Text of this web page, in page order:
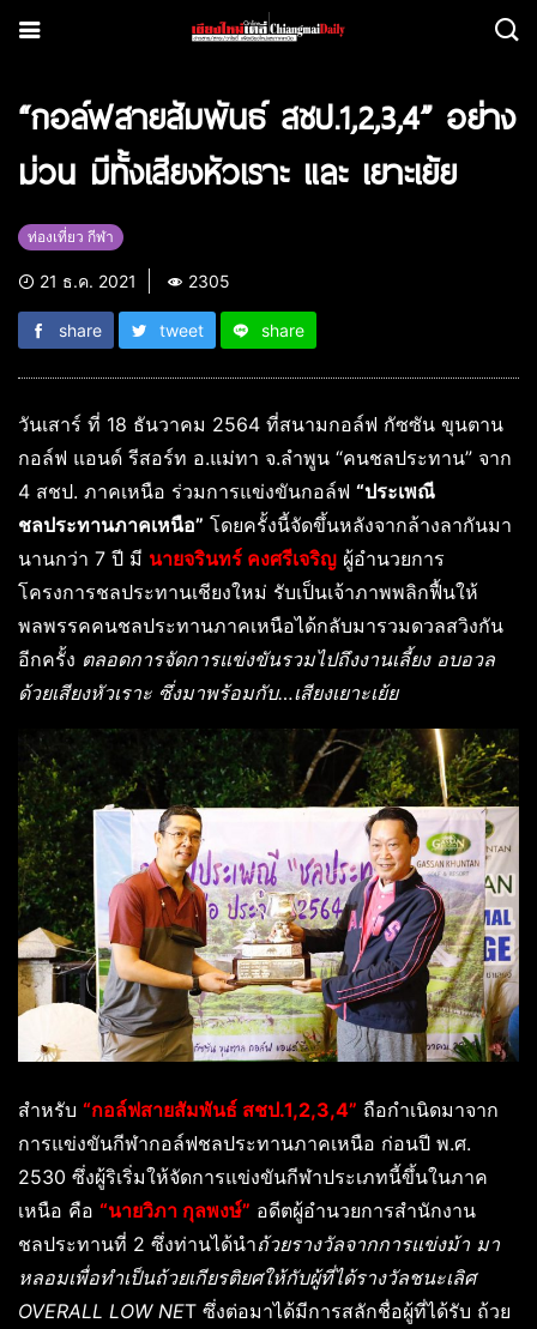
“กอล์ฟสายสัมพันธ์ สชป.1,2,3,4” อย่าง
ม่วน มีทั้งเสียงหัวเราะ และ เยาะเย้ย
ท่องเที่ยว กีฬา
21 ธ.ค. 2021 2305
share tweet share
วันเสาร์ ที่ 18 ธันวาคม 2564 ที่สนามกอล์ฟ กัซซัน ขุนตาน
กอล์ฟ แอนด์ รีสอร์ท อ.แม่ทา จ.ลำพูน “คนชลประทาน” จาก
4 สชป. ภาคเหนือ ร่วมการแข่งขันกอล์ฟ “ประเพณี
ชลประทานภาคเหนือ” โดยครั้งนี้จัดขึ้นหลังจากล้างลากันมา
นานกว่า 7 ปี มี นายจรินทร์ คงศรีเจริญ ผู้อำนวยการ
โครงการชลประทานเชียงใหม่ รับเป็นเจ้าภาพพลิกฟื้นให้
พลพรรคคนชลประทานภาคเหนือได้กลับมารวมดวลสวิงกัน
อีกครั้ง ตลอดการจัดการแข่งขันรวมไปถึงงานเลี้ยง อบอวล
ด้วยเสียงหัวเราะ ซึ่งมาพร้อมกับ…เสียงเยาะเย้ย
สำหรับ “กอล์ฟสายสัมพันธ์ สชป.1,2,3,4” ถือกำเนิดมาจาก
การแข่งขันกีฬากอล์ฟชลประทานภาคเหนือ ก่อนปี พ.ศ.
2530 ซึ่งผู้ริเริ่มให้จัดการแข่งขันกีฬาประเภทนี้ขึ้นในภาค
เหนือ คือ “นายวิภา กุลพงษ์” อดีตผู้อำนวยการสำนักงาน
ชลประทานที่ 2 ซึ่งท่านได้นำถ้วยรางวัลจากการแข่งม้า มา
หลอมเพื่อทำเป็นถ้วยเกียรติยศให้กับผู้ที่ได้รางวัลชนะเลิศ
OVERALL LOW NET ซึ่งต่อมาได้มีการสลักชื่อผู้ที่ได้รับ ถ้วย